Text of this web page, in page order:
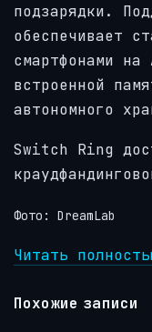
подзарядки.
обеспечивает
смартфонами
встроенной
автономного
Switch Ring
Фото: DreamLab
Читать
Похожие записи